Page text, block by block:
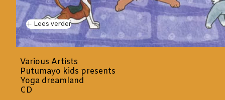
Lees verder
Various Artists
Putumayo kids presents
Yoga dreamland
CD